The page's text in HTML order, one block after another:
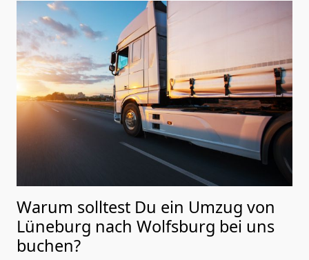
Warum solltest Du ein Umzug von
Lüneburg nach Wolfsburg bei uns
buchen?